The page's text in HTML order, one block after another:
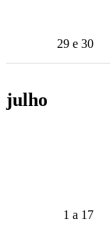
29 e 30
julho
1 a 17